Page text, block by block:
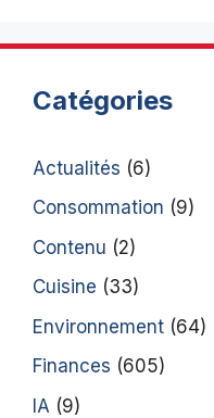
Catégories
Actualités (6)
Consommation (9)
Contenu (2)
Cuisine (33)
Environnement (64)
Finances (605)
IA (9)